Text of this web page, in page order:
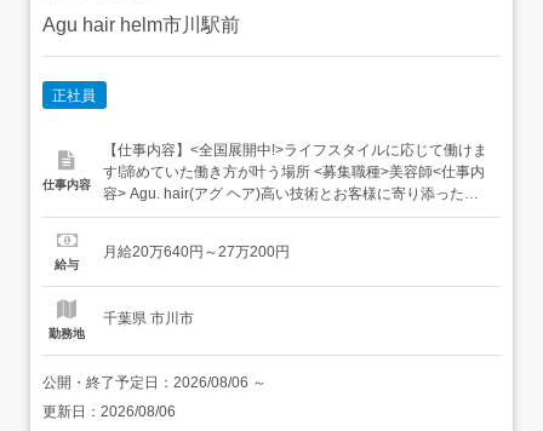
Agu hair helm市川駅前
正社員
仕事内容
【仕事内容】<全国展開中!>ライフスタイルに応じて働けま
す!諦めていた働き方が叶う場所 <募集職種>美容師<仕事内
容> Agu. hair(アグ ヘア)高い技術とお客様に寄り添った値
段設定をし、多様性を大事に<稼げる>を実現!初めての業務
施術を中心としたサロン内業務全般。<必要経験>アシスタ
給与
月給20万640円～27万200円
勤務地
千葉県 市川市
公開・終了予定日： 2026/08/06 ～
更新日： 2026/08/06